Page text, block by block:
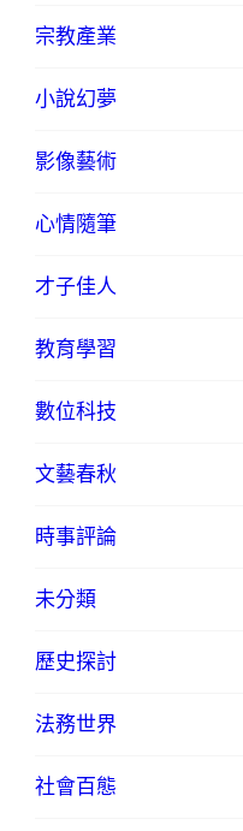
宗教產業
小說幻夢
影像藝術
心情隨筆
才子佳人
教育學習
數位科技
文藝春秋
時事評論
未分類
歷史探討
法務世界
社會百態